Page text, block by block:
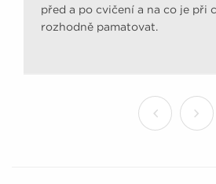
před a po cvičení a na co je při
rozhodně pamatovat.